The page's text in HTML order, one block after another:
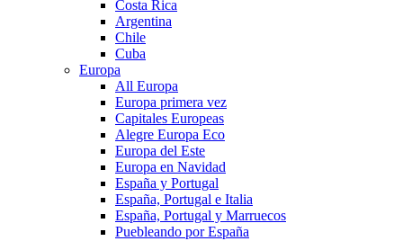
Costa Rica
Argentina
Chile
Cuba
Europa
All Europa
Europa primera vez
Capitales Europeas
Alegre Europa Eco
Europa del Este
Europa en Navidad
España y Portugal
España, Portugal e Italia
España, Portugal y Marruecos
Puebleando por España